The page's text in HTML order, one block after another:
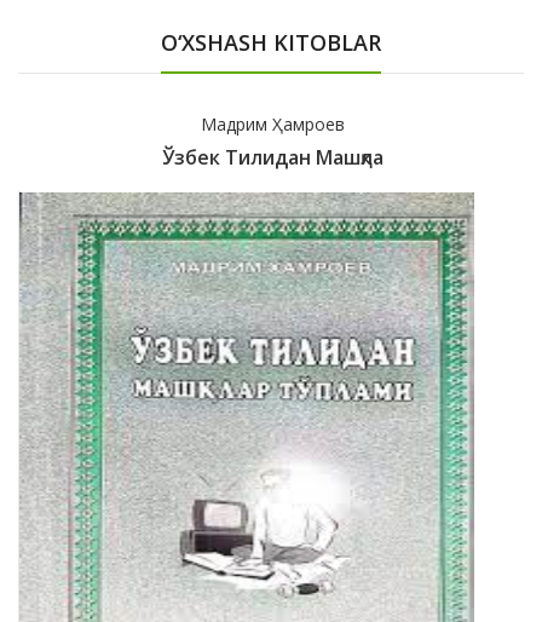
O‘XSHASH KITOBLAR
Мадрим Ҳамроев
Ўзбек Тилидан Машқла